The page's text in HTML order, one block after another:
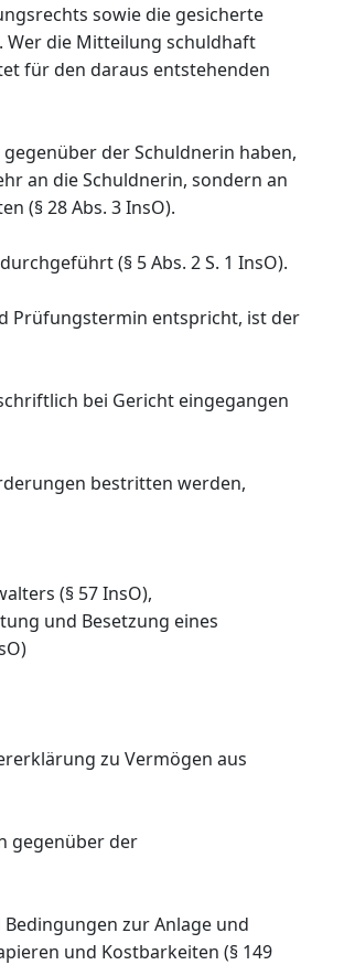
sowie die gesicherte
Wer die Mitteilung schuldhaft
für den daraus entstehenden
der Schuldnerin haben,
an die Schuldnerin, sondern an
(§ 28 Abs. 3 InsO).
(§ 5 Abs. 2 S. 1 InsO).
Prüfungstermin entspricht, ist der
bei Gericht eingegangen
bestritten werden,
(§ 57 InsO),
und Besetzung eines
zu Vermögen aus
gegenüber der
zur Anlage und
und Kostbarkeiten (§ 149